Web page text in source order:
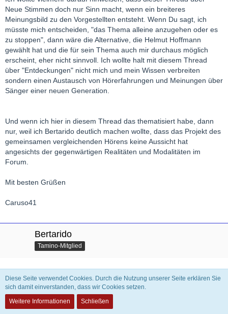
Neue Stimmen doch nur Sinn macht, wenn ein breiteres
Meinungsbild zu den Vorgestellten entsteht. Wenn Du sagt, ich
müsste mich entscheiden, "das Thema alleine anzugehen oder es
zu stoppen", dann wäre die Alternative, die Helmut Hoffmann
gewählt hat und die für sein Thema auch mir durchaus möglich
erscheint, eher nicht sinnvoll. Ich wollte halt mit diesem Thread
über "Entdeckungen" nicht mich und mein Wissen verbreiten
sondern einen Austausch von Hörerfahrungen und Meinungen über
Sänger einer neuen Generation.
Und wenn ich hier in diesem Thread das thematisiert habe, dann
nur, weil ich Bertarido deutlich machen wollte, dass das Projekt des
gemeinsamen vergleichenden Hörens keine Aussicht hat
angesichts der gegenwärtigen Realitäten und Modalitäten im
Forum.
Mit besten Grüßen
Caruso41
Bertarido
Tamino-Mitglied
Zitat von Caruso41
Diese Seite verwendet Cookies. Durch die Nutzung unserer Seite erklären Sie
sich damit einverstanden, dass wir Cookies setzen.
Weitere Informationen
Schließen